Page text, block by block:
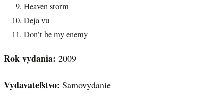
Heaven storm
Deja vu
Don’t be my enemy
Rok vydania: 2009
Vydavateľstvo: Samovydanie